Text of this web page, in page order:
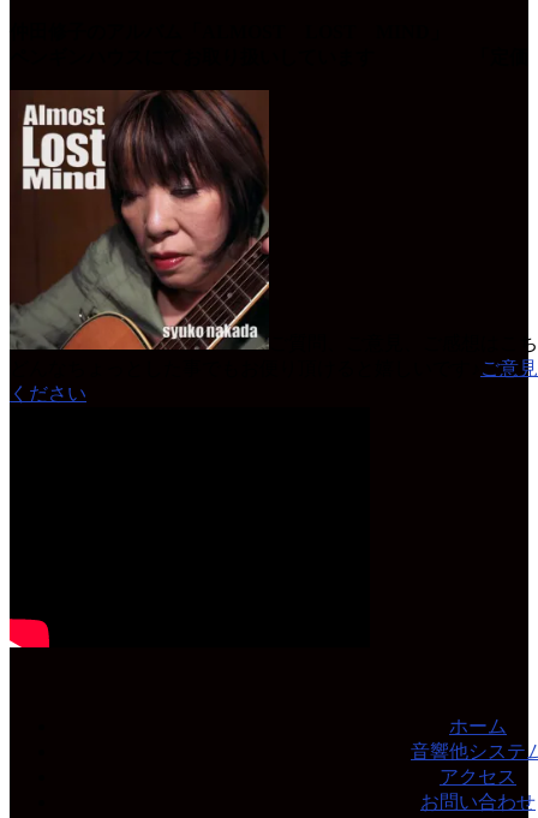
ご質問、ご意見、ご感想はこ
ご意
ください
ホーム
音響他システ
アクセス
お問い合わせ